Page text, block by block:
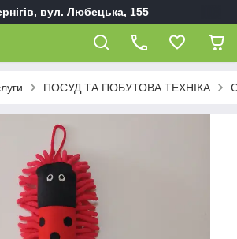
вул. Любецька, 155
ПОСУД ТА ПОБУТОВА ТЕХНІКА